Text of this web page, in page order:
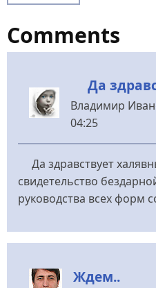
Comments
Да
Владимир
04:25
Да здравствует
свидетельство
руководства всех форм
Ждем..